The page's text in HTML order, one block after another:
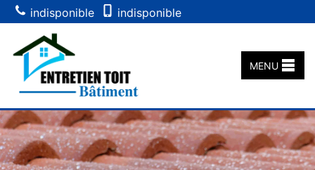
indisponible indisponible
MENU